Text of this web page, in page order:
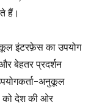
हैं।
इंटरफ़ेस का उपयोग
बेहतर प्रदर्शन
अनुकूल
को देश की ओर